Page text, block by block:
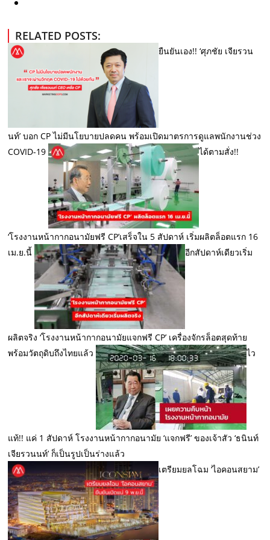
RELATED POSTS:
ยืนยันเอง!! ‘ศุภชัย เจียรวน
นท์’ บอก CP ไม่มีนโยบายปลดคน พร้อมเปิดมาตรการดูแลพนักงานช่วง
COVID-19
ได้ตามสั่ง!!
‘โรงงานหน้ากากอนามัยฟรี CP’เสร็จใน 5 สัปดาห์ เริ่มผลิตล็อตแรก 16
เม.ย.นี้
อีกสัปดาห์เดียวเริ่ม
ผลิตจริง ‘โรงงานหน้ากากอนามัยแจกฟรี CP’ เครื่องจักรล็อตสุดท้าย
พร้อมวัตถุดิบถึงไทยแล้ว
ไว
แท้!! แค่ 1 สัปดาห์ โรงงานหน้ากากอนามัย ‘แจกฟรี’ ของเจ้าสัว ‘ธนินท์
เจียรวนนท์’ ก็เป็นรูปเป็นร่างแล้ว
เตรียมยลโฉม ‘ไอคอนสยาม’